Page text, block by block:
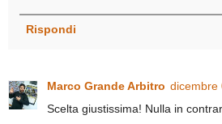
Rispondi
Marco Grande Arbitro dicembre
Scelta giustissima! Nulla in